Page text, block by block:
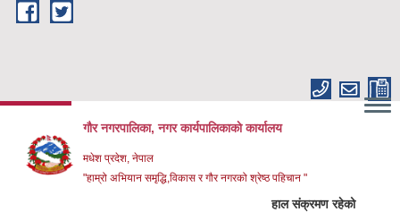
Skip to main content
गौर नगरपालिका, नगर कार्यपालिकाकाे कार्यालय
मधेश प्रदेश, नेपाल
"हाम्रो अभियान समृद्धि,विकास र गौर नगरको श्रेष्ठ पहिचान "
हाल संक्रमण रहेको